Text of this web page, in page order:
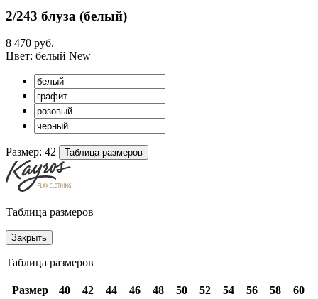
2/243 блуза (белый)
8 470 руб.
Цвет: белый New
Размер: 42 Таблица размеров
Таблица размеров
Закрыть
Таблица размеров
Размер 40 42 44 46 48 50 52 54 56 58
60